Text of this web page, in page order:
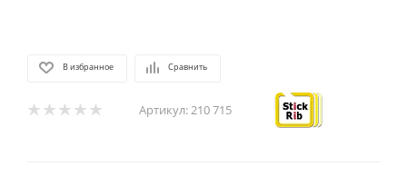
В избранное Сравнить
Артикул:210 715